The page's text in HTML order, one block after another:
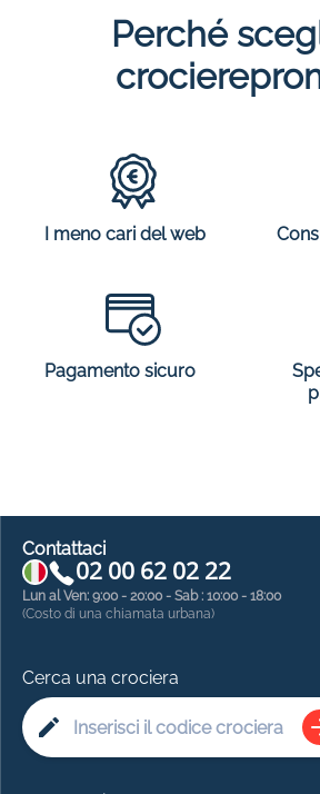
Perché
I meno cari del web
Pagamento sicuro
Contattaci
02 00 62 02 22
Lun al Ven: 9:00 - 20:00 - Sab : 10:00 - 18:00
(Costo di una chiamata urbana)
Cerca una crociera